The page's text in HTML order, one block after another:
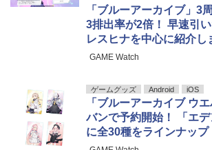
「ブルーアーカイブ」3
3排出率が2倍！ 早速引
レスヒナを中心に紹介し
GAME Watch
ゲームグッズ Android iOS
「ブルーアーカイブ ウ
バンで予約開始！ 「エ
に全30種をラインナップ